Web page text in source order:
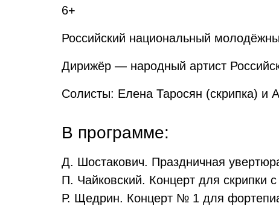
6+
Российский национальный
Дирижёр — народный артист
Солисты: Елена Таросян (скрипка) и
В программе:
Д. Шостакович. Праздничная
П. Чайковский. Концерт для скрипки
Р. Щедрин. Концерт № 1 для